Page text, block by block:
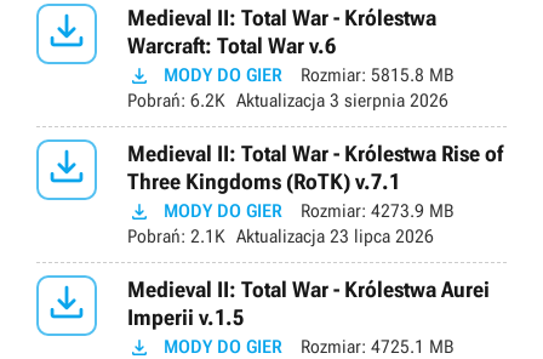

Medieval II: Total War - Królestwa
Warcraft: Total War v.6
 MODY DO GIER Rozmiar: 5815.8 MB
Pobrań: 6.2K Aktualizacja 3 sierpnia 2026

Medieval II: Total War - Królestwa Rise of
Three Kingdoms (RoTK) v.7.1
 MODY DO GIER Rozmiar: 4273.9 MB
Pobrań: 2.1K Aktualizacja 23 lipca 2026

Medieval II: Total War - Królestwa Aurei
Imperii v.1.5
 MODY DO GIER Rozmiar: 4725.1 MB